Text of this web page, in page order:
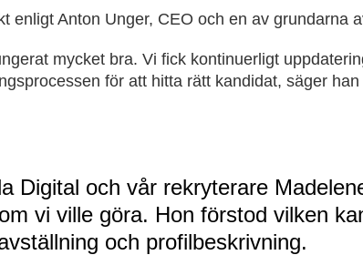
enligt Anton Unger, CEO och en av grundarna
mycket bra. Vi fick kontinuerligt
för att hitta rätt kandidat, säger
Digital och vår rekryterare
vi ville göra. Hon förstod vilken
och profilbeskrivning.